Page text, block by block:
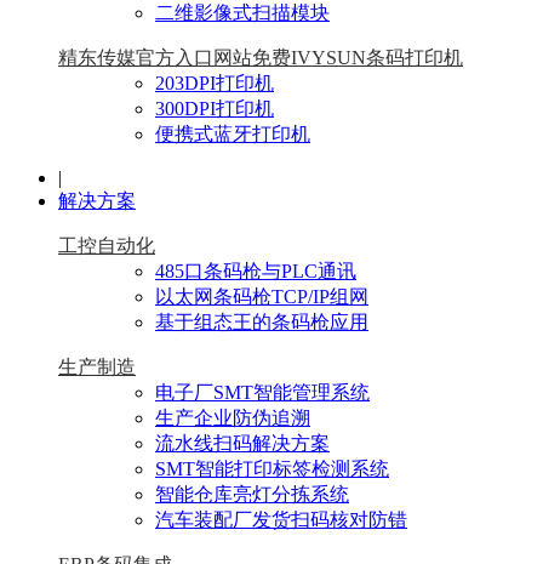
二维影像式扫描模块
精东传媒官方入口网站免费IVYSUN条码打印机
203DPI打印机
300DPI打印机
便携式蓝牙打印机
|
解决方案
工控自动化
485口条码枪与PLC通讯
以太网条码枪TCP/IP组网
基于组态王的条码枪应用
生产制造
电子厂SMT智能管理系统
生产企业防伪追溯
流水线扫码解决方案
SMT智能打印标签检测系统
智能仓库亮灯分拣系统
汽车装配厂发货扫码核对防错